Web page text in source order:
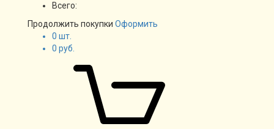
Всего:
Продолжить покупки Оформить
0 шт.
0 руб.